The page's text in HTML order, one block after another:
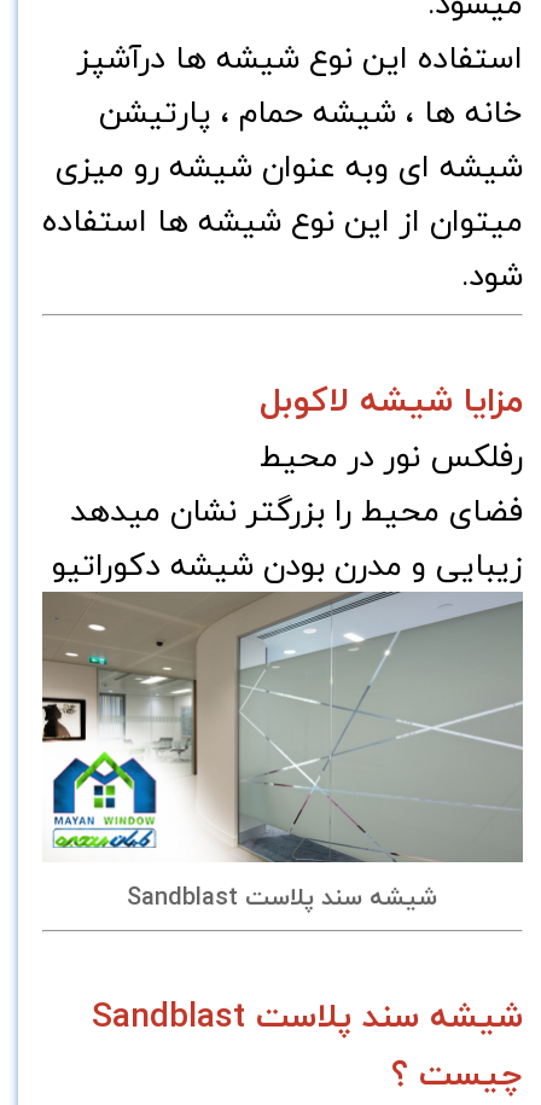
استفاده این نوع شیشه ها درآشپز
خانه ها ، شیشه حمام ، پارتیشن
شیشه ای وبه عنوان شیشه رو میزی
میتوان از این نوع شیشه ها استفاده
شود.
مزایا شیشه لاکوبل
رفلکس نور در محیط
فضای محیط را بزرگتر نشان میدهد
زیبایی و مدرن بودن شیشه دکوراتیو
شیشه سند پلاست Sandblast
شیشه سند پلاست Sandblast
چیست ؟